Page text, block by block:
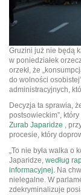
Gruzini już nie będą
w poniedziałek
orzekł, że
do wolności
administracyjnych,
Decyzja ta sprawia,
postsowieckim”,
Zurab Japaridze ,
procesie, który
„To nie była walka o
Japaridze, według
informacyjnej. Na
nielegalne. W
zdekryminalizuje